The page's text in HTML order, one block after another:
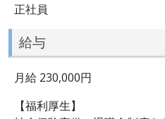
正社員
給与
月給 230,000円
【福利厚生】